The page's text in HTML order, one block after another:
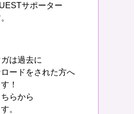
サポーター
は過去に
ードをされた方へ
！
らから
。